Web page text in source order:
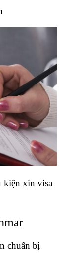
kiện xin visa
chuẩn bị